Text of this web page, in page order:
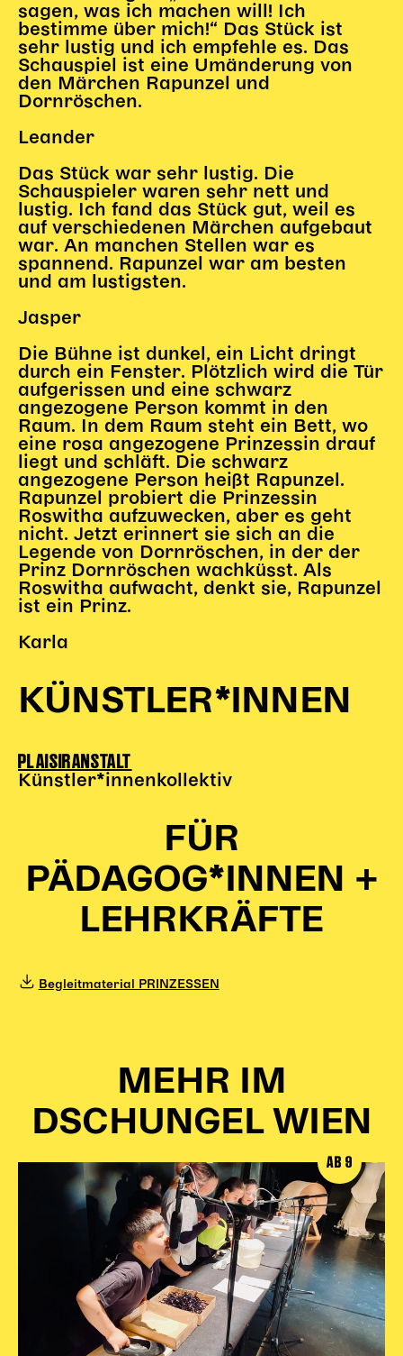
sagen, was ich machen will! Ich
bestimme über mich!“ Das Stück ist
sehr lustig und ich empfehle es. Das
Schauspiel ist eine Umänderung von
den Märchen Rapunzel und
Dornröschen.
Leander
Das Stück war sehr lustig. Die
Schauspieler waren sehr nett und
lustig. Ich fand das Stück gut, weil es
auf verschiedenen Märchen aufgebaut
war. An manchen Stellen war es
spannend. Rapunzel war am besten
und am lustigsten.
Jasper
Die Bühne ist dunkel, ein Licht dringt
durch ein Fenster. Plötzlich wird die Tür
aufgerissen und eine schwarz
angezogene Person kommt in den
Raum. In dem Raum steht ein Bett, wo
eine rosa angezogene Prinzessin drauf
liegt und schläft. Die schwarz
angezogene Person heißt Rapunzel.
Rapunzel probiert die Prinzessin
Roswitha aufzuwecken, aber es geht
nicht. Jetzt erinnert sie sich an die
Legende von Dornröschen, in der der
Prinz Dornröschen wachküsst. Als
Roswitha aufwacht, denkt sie, Rapunzel
ist ein Prinz.
Karla
KÜNSTLER*INNEN
PLAISIRANSTALT
Künstler*innenkollektiv
FÜR
PÄDAGOG*INNEN +
LEHRKRÄFTE
Begleitmaterial PRINZESSEN
MEHR IM
DSCHUNGEL WIEN
AB 9